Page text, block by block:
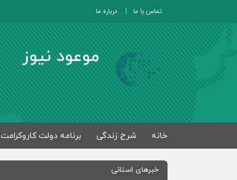
تماس با ما درباره ما
موعود نیوز
خانه شرح زندگی برنامه دولت کاروکرامت
خبرهای استانی